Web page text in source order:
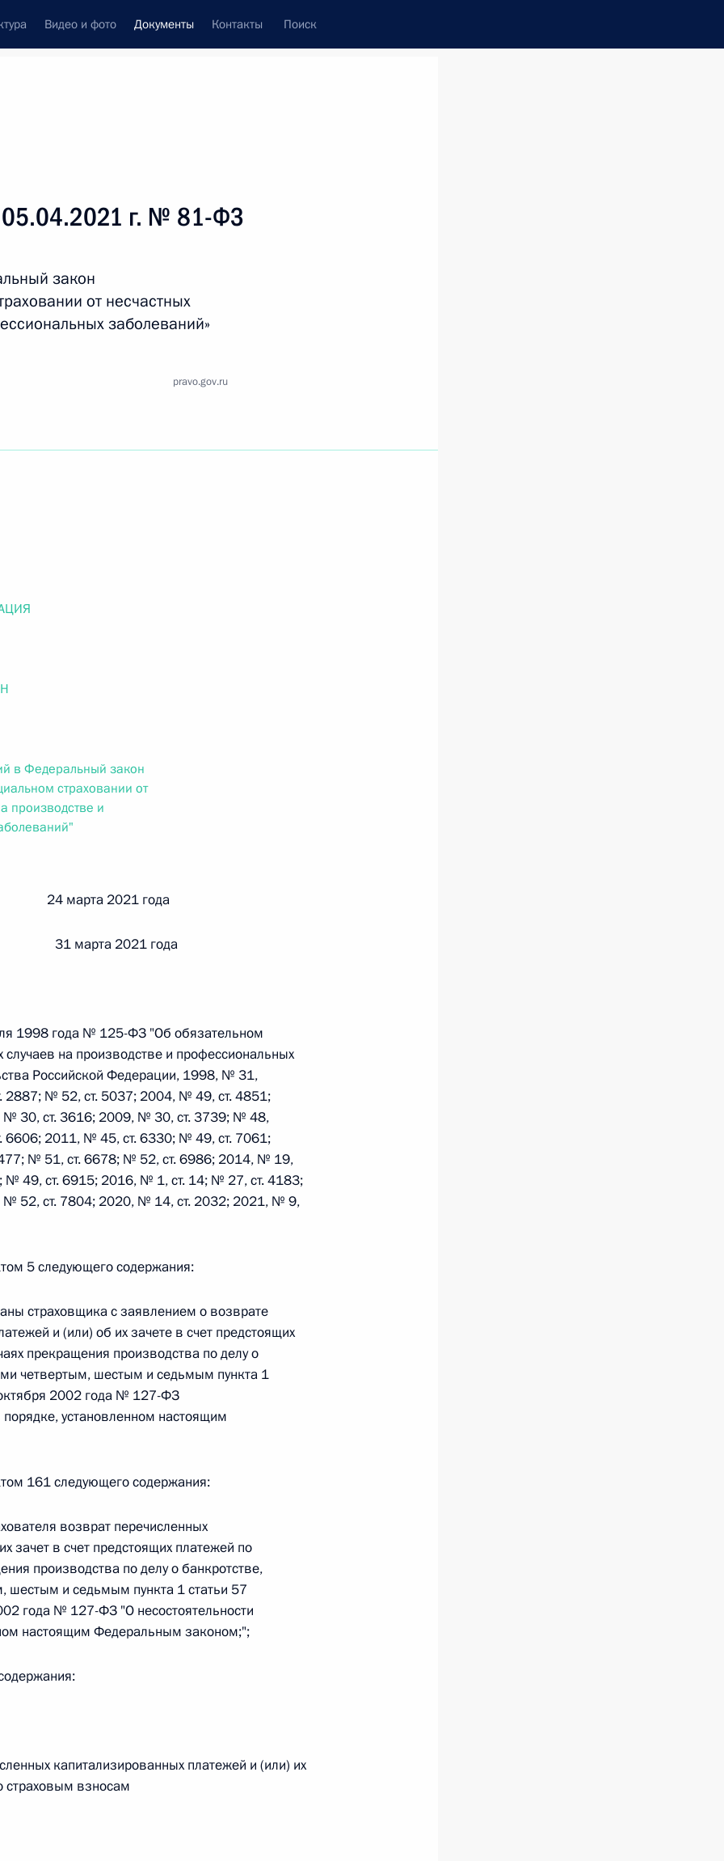
Видео и фото Документы Контакты Поиск
Федерации»
г. № 265-ФЗ
закона «О государственной регистрации
г. № 242-ФЗ
первой и статью 227–1 части второй Налогового
Федерации
г. № 268-ФЗ
«О пробации в Российской Федерации»
г. № 267-ФЗ
закона «О благотворительной деятельности
05.04.2021 г. № 81-ФЗ
закон
от несчастных
заболеваний»
pravo.gov.ru
в Федеральный закон
страховании от
производстве и
24 марта 2021 года
31 марта 2021 года
1998 года № 125-ФЗ "Об обязательном
на производстве и профессиональных
Российской Федерации, 1998, № 31,
2887; № 52, ст. 5037; 2004, № 49, ст. 4851;
30, ст. 3616; 2009, № 30, ст. 3739; № 48,
6606; 2011, № 45, ст. 6330; № 49, ст. 7061;
№ 51, ст. 6678; № 52, ст. 6986; 2014, № 19,
49, ст. 6915; 2016, № 1, ст. 14; № 27, ст. 4183;
52, ст. 7804; 2020, № 14, ст. 2032; 2021, № 9,
5 следующего содержания:
страховщика с заявлением о возврате
и (или) об их зачете в счет предстоящих
прекращения производства по делу о
четвертым, шестым и седьмым пункта 1
2002 года № 127-ФЗ
порядке, установленном настоящим
161 следующего содержания:
возврат перечисленных
зачет в счет предстоящих платежей по
производства по делу о банкротстве,
шестым и седьмым пункта 1 статьи 57
года № 127-ФЗ "О несостоятельности
настоящим Федеральным законом;";
капитализированных платежей и (или) их
страховым взносам